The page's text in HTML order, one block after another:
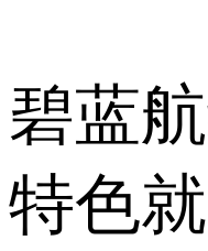
碧蓝
特色